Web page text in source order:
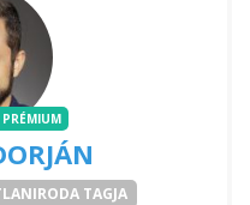
PRÉMIUM
TAGJA